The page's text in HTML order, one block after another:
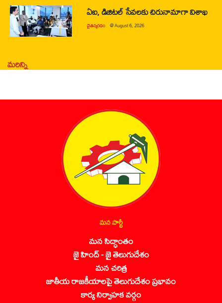
ఏఐ, డిజిటల్ సేవలకు చిరునామాగా విశాఖ
చైతన్యరధం @August 6, 2026
మరిన్ని
మన పార్టీ
మన సిద్ధాంతం
జై హింద్ - జై తెలుగుదేశం
మన చరిత్ర
జాతీయ రాజకీయాలపై తెలుగుదేశం ప్రభావం
కార్య నిర్వాహక వర్గం